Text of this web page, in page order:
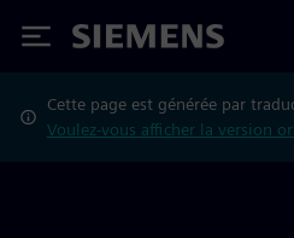
Siemens
Cette page est générée par
Voulez-vous afficher la version